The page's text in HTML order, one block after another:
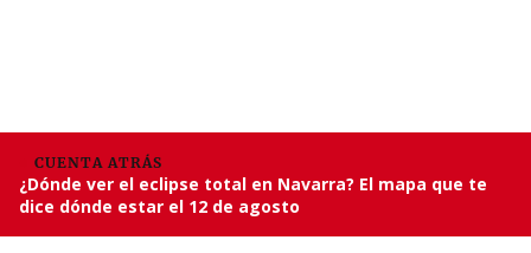
CUENTA ATRÁS
¿Dónde ver el eclipse total en Navarra? El mapa que te
dice dónde estar el 12 de agosto